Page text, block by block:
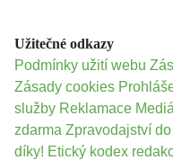
Užitečné odkazy
Podmínky užití webu
Zásady cookies
služby Reklamace
zdarma Zpravodajství
díky! Etický kodex